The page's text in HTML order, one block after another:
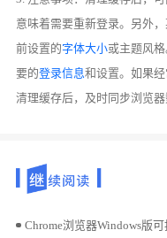
意味着需要重新登录。另外
前设置的字体大小或主题风
要的登录信息和设置。如果
清理缓存后，及时同步浏览